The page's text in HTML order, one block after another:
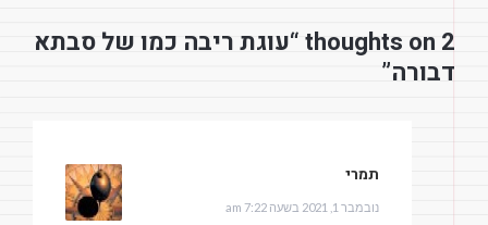
2 thoughts on “עוגת ריבה כמו של סבתא
דבורה”
תמרי
נובמבר 1, 2021 בשעה 7:22 am